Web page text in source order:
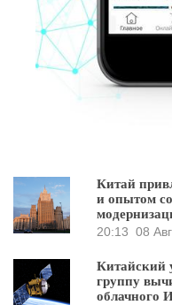
Китай
и опытом
20:13 08
Китайский
группу
облачного